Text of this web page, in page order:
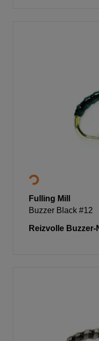
Fulling Mill
Buzzer Black #12
Reizvolle Buzzer-